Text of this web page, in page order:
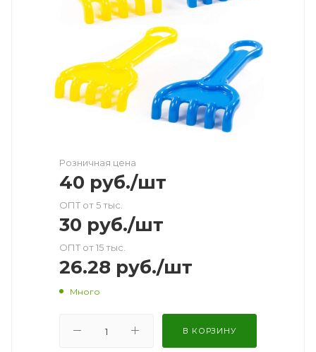
Розничная цена
40 руб./шт
ОПТ от 5 тыс.
30 руб./шт
ОПТ от 15 тыс.
26.28 руб./шт
Много
В КОРЗИНУ